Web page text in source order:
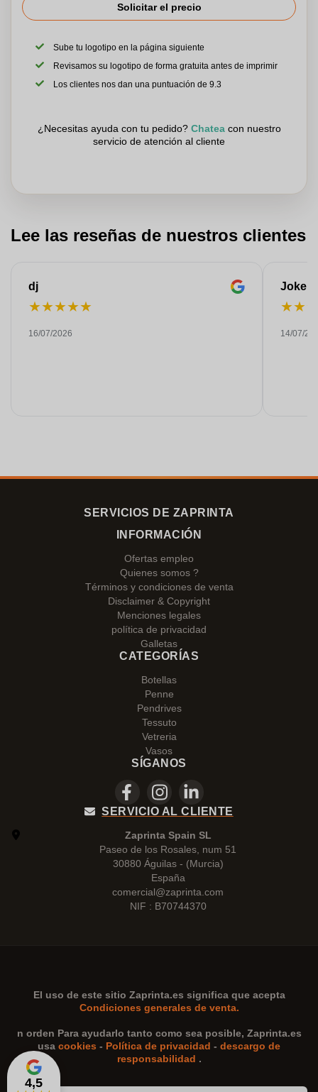
Solicitar el precio
Sube tu logotipo en la página siguiente
Revisamos su logotipo de forma gratuita antes de imprimir
Los clientes nos dan una puntuación de 9.3
¿Necesitas ayuda con tu pedido? Chateacon nuestro
servicio de atención al cliente
Lee las reseñas de nuestros clientes
dj
★★★★★
16/07/2026
Joke
★★
14/07/
4,5
SERVICIOS DE ZAPRINTA
INFORMACIÓN
Ofertas empleo
Quienes somos ?
Términos y condiciones de venta
Disclaimer & Copyright
Menciones legales
política de privacidad
Galletas
CATEGORÍAS
Botellas
Penne
Pendrives
Tessuto
Vetreria
Vasos
SÍGANOS
SERVICIO AL CLIENTE
Zaprinta Spain SL
Paseo de los Rosales, num 51
30880 Águilas - (Murcia)
España
comercial@zaprinta.com
NIF : B70744370
El uso de este sitio Zaprinta.es significa que acepta
Condiciones generales de venta.
n orden Para ayudarlo tanto como sea posible, Zaprinta.es
usa cookies - Política de privacidad - descargo de
responsabilidad .